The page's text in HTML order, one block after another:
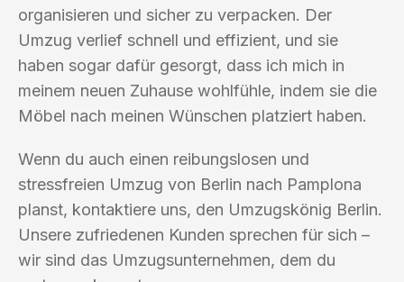
organisieren und sicher zu verpacken. Der
Umzug verlief schnell und effizient, und sie
haben sogar dafür gesorgt, dass ich mich in
meinem neuen Zuhause wohlfühle, indem sie die
Möbel nach meinen Wünschen platziert haben.
Wenn du auch einen reibungslosen und
stressfreien Umzug von Berlin nach Pamplona
planst, kontaktiere uns, den Umzugskönig Berlin.
Unsere zufriedenen Kunden sprechen für sich –
wir sind das Umzugsunternehmen, dem du